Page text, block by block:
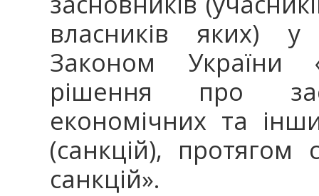
власників яких) у
Законом України
рішення про
економічних та
(санкцій), протягом
санкцій».